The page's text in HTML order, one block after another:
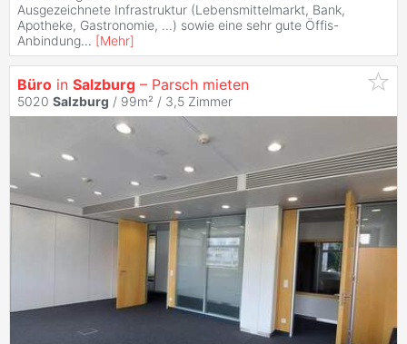
Ausgezeichnete Infrastruktur (Lebensmittelmarkt, Bank,
Apotheke, Gastronomie, ...) sowie eine sehr gute Öffis-
Anbindung... [Mehr]
Büro in Salzburg – Parsch mieten
5020 Salzburg / 99m² / 3,5 Zimmer